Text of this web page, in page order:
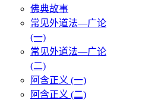
佛典故事
常见外道法—广论
(一)
常见外道法—广论
(二)
阿含正义 (一)
阿含正义 (二)